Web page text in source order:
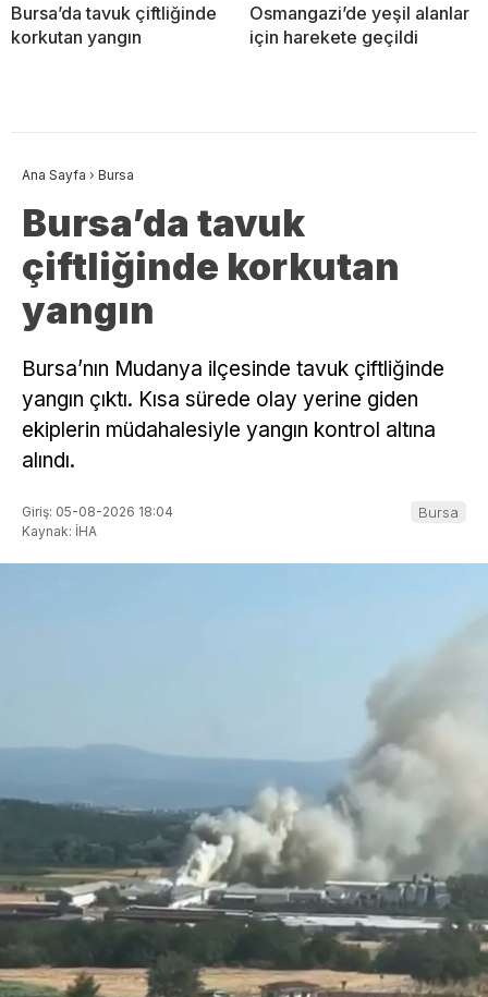
Bursa’da tavuk çiftliğinde
korkutan yangın
Osmangazi’de yeşil alanlar
için harekete geçildi
Ana Sayfa › Bursa
Bursa’da tavuk
çiftliğinde korkutan
yangın
Bursa’nın Mudanya ilçesinde tavuk çiftliğinde
yangın çıktı. Kısa sürede olay yerine giden
ekiplerin müdahalesiyle yangın kontrol altına
alındı.
Giriş: 05-08-2026 18:04
Kaynak: İHA
Bursa